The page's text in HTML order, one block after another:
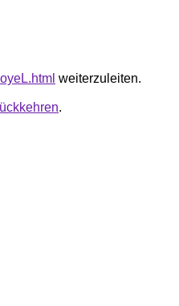
weiterzuleiten.
.